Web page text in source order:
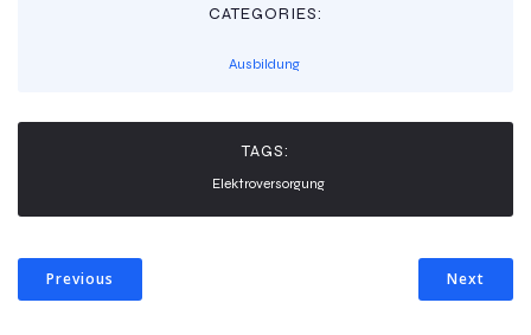
CATEGORIES:
Ausbildung
TAGS:
Elektroversorgung
Previous Next